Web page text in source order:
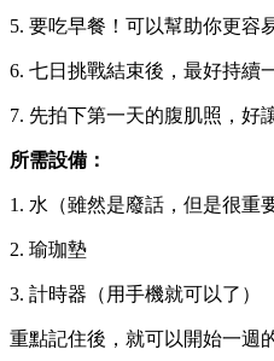
5. 要吃早餐！可以幫助你更容
6. 七日挑戰結束後，最好持續
7. 先拍下第一天的腹肌照，好
所需設備：
1. 水（雖然是廢話，但是很重
2. 瑜珈墊
3. 計時器（用手機就可以了）
重點記住後，就可以開始一週